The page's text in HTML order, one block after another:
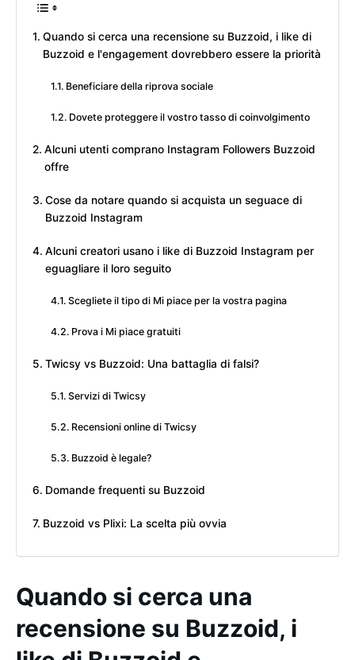
Quando si cerca una recensione su Buzzoid, i like di
Buzzoid e l'engagement dovrebbero essere la priorità
Beneficiare della riprova sociale
Dovete proteggere il vostro tasso di coinvolgimento
Alcuni utenti comprano Instagram Followers Buzzoid
offre
Cose da notare quando si acquista un seguace di
Buzzoid Instagram
Alcuni creatori usano i like di Buzzoid Instagram per
eguagliare il loro seguito
Scegliete il tipo di Mi piace per la vostra pagina
Prova i Mi piace gratuiti
Twicsy vs Buzzoid: Una battaglia di falsi?
Servizi di Twicsy
Recensioni online di Twicsy
Buzzoid è legale?
Domande frequenti su Buzzoid
Buzzoid vs Plixi: La scelta più ovvia
Quando si cerca una
recensione su Buzzoid, i